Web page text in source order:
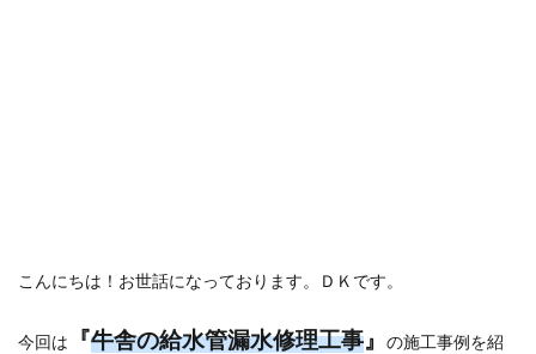
こんにちは！お世話になっております。ＤＫです。
今回は 『牛舎の給水管漏水修理工事』 の施工事例を紹